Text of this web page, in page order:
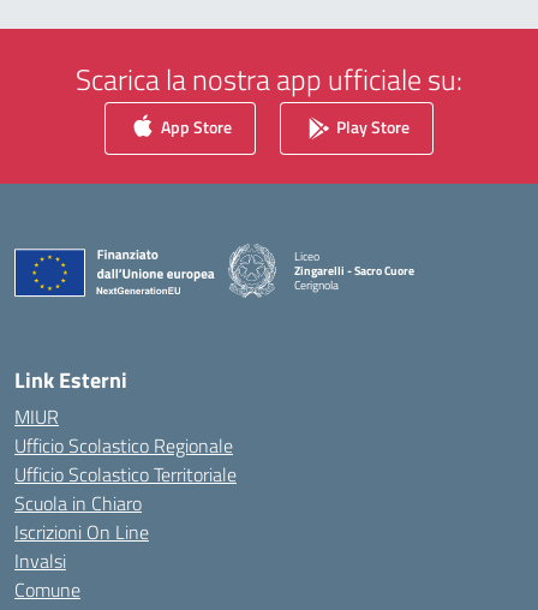
Scarica la nostra app ufficiale su:
App Store Play Store
Liceo
Zingarelli - Sacro Cuore
Cerignola
— Visita la pagina iniziale della scuola
Link Esterni
MIUR
Ufficio Scolastico Regionale
Ufficio Scolastico Territoriale
Scuola in Chiaro
Iscrizioni On Line
Invalsi
Comune